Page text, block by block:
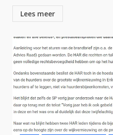
Lees meer